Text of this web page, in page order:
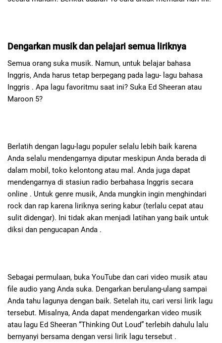
Dengarkan musik dan pelajari semua liriknya
Semua orang suka musik. Namun, untuk belajar bahasa
Inggris, Anda harus tetap berpegang pada lagu- lagu bahasa
Inggris . Apa lagu favoritmu saat ini? Suka Ed Sheeran atau
Maroon 5?
Berlatih dengan lagu-lagu populer selalu lebih baik karena
Anda selalu mendengarnya diputar meskipun Anda berada di
dalam mobil, toko kelontong atau mal. Anda juga dapat
mendengarnya di stasiun radio berbahasa Inggris secara
online . Untuk genre musik, Anda mungkin ingin menghindari
rock dan rap karena liriknya sering kabur (terlalu cepat atau
sulit didengar). Ini tidak akan menjadi latihan yang baik untuk
diksi dan pengucapan Anda .
Sebagai permulaan, buka YouTube dan cari video musik atau
file audio yang Anda suka. Dengarkan berulang-ulang sampai
Anda tahu lagunya dengan baik. Setelah itu, cari versi lirik lagu
tersebut. Misalnya, Anda dapat mendengarkan video musik
atau lagu Ed Sheeran “Thinking Out Loud” terlebih dahulu lalu
bernyanyi bersama dengan versi lirik lagu tersebut .